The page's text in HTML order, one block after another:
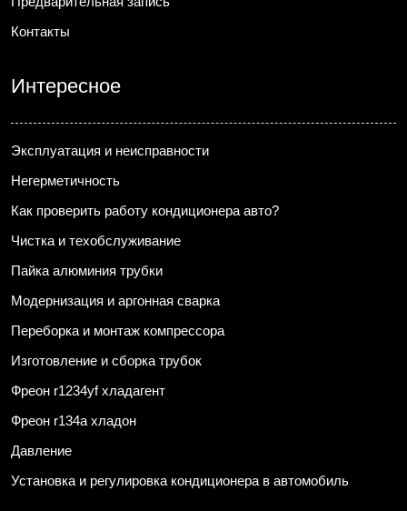
Контакты
Интересное
Эксплуатация и неисправности
Негерметичность
Как проверить работу кондиционера авто?
Чистка и техобслуживание
Пайка алюминия трубки
Модернизация и аргонная сварка
Переборка и монтаж компрессора
Изготовление и сборка трубок
Фреон r1234yf хладагент
Фреон r134a хладон
Давление
Установка и регулировка кондиционера в автомобиль